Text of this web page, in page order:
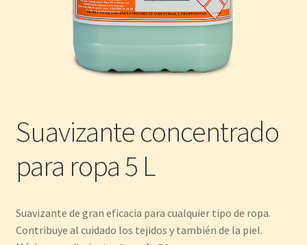
Suavizante concentrado
para ropa 5 L
Suavizante de gran eficacia para cualquier tipo de ropa.
Contribuye al cuidado los tejidos y también de la piel.